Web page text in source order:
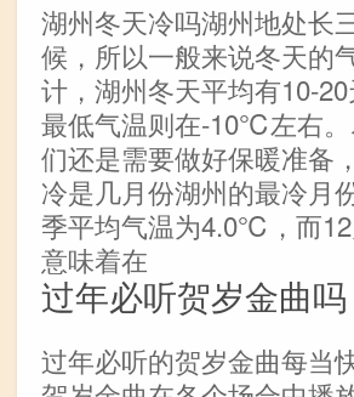
湖州冬天冷吗湖州地处长
候，所以一般来说冬天的
计，湖州冬天平均有10-
最低气温则在-10℃左右
们还是需要做好保暖准备
冷是几月份湖州的最冷月
季平均气温为4.0℃，而
意味着在
过年必听贺岁金曲吗
过年必听的贺岁金曲每当